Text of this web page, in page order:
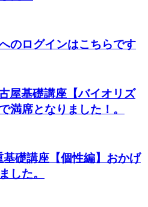
のログインはこちらです
屋基礎講座【バイオリズ
満席となりました！。
基礎講座【個性編】おかげ
した。